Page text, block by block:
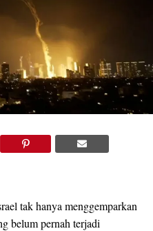
tak hanya menggemparkan
belum pernah terjadi